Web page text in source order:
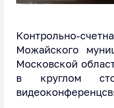
Контрольно-
Можайского
Московской
в круглом